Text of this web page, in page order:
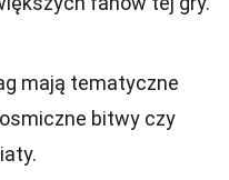
mają tematyczne
bitwy czy